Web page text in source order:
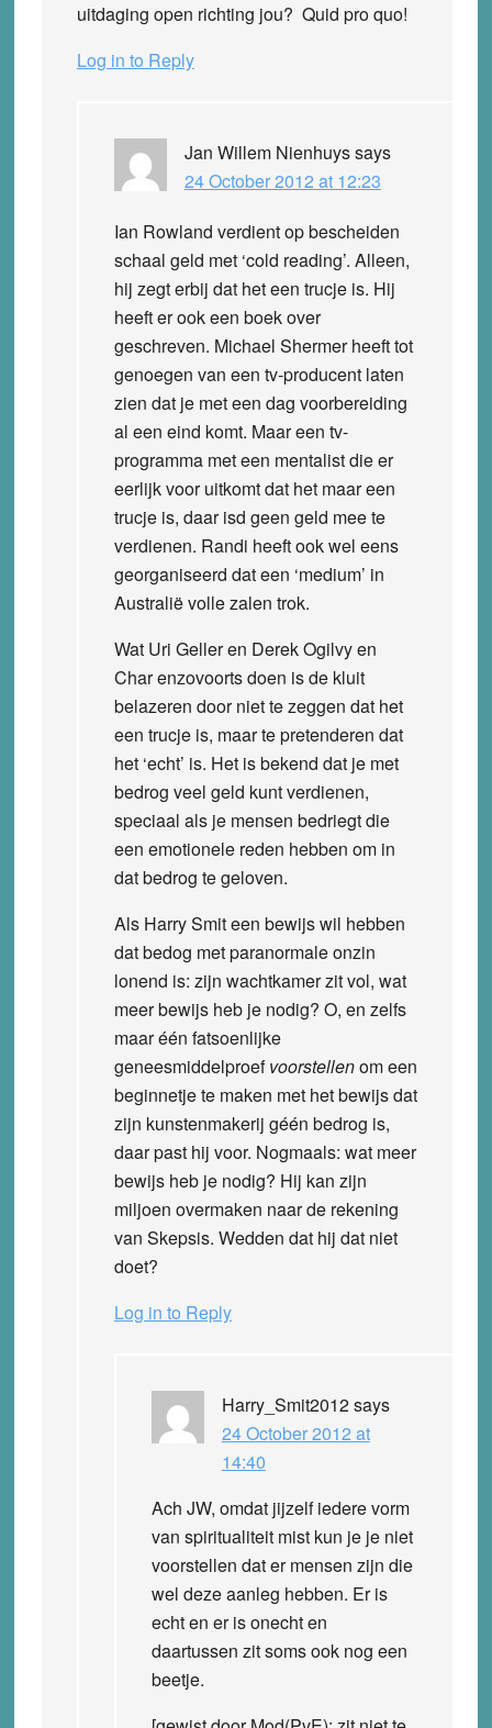
uitdaging open richting jou? Quid pro quo!
Log in to Reply
Jan Willem Nienhuyssays
24 October 2012 at 12:23
Ian Rowland verdient op bescheiden
schaal geld met ‘cold reading’. Alleen,
hij zegt erbij dat het een trucje is. Hij
heeft er ook een boek over
geschreven. Michael Shermer heeft tot
genoegen van een tv-producent laten
zien dat je met een dag voorbereiding
al een eind komt. Maar een tv-
programma met een mentalist die er
eerlijk voor uitkomt dat het maar een
trucje is, daar isd geen geld mee te
verdienen. Randi heeft ook wel eens
georganiseerd dat een ‘medium’ in
Australië volle zalen trok.
Wat Uri Geller en Derek Ogilvy en
Char enzovoorts doen is de kluit
belazeren door niet te zeggen dat het
een trucje is, maar te pretenderen dat
het ‘echt’ is. Het is bekend dat je met
bedrog veel geld kunt verdienen,
speciaal als je mensen bedriegt die
een emotionele reden hebben om in
dat bedrog te geloven.
Als Harry Smit een bewijs wil hebben
dat bedog met paranormale onzin
lonend is: zijn wachtkamer zit vol, wat
meer bewijs heb je nodig? O, en zelfs
maar één fatsoenlijke
geneesmiddelproefvoorstellenom een
beginnetje te maken met het bewijs dat
zijn kunstenmakerij géén bedrog is,
daar past hij voor. Nogmaals: wat meer
bewijs heb je nodig? Hij kan zijn
miljoen overmaken naar de rekening
van Skepsis. Wedden dat hij dat niet
doet?
Log in to Reply
Harry_Smit2012says
24 October 2012 at
14:40
Ach JW, omdat jijzelf iedere vorm
van spiritualiteit mist kun je je niet
voorstellen dat er mensen zijn die
wel deze aanleg hebben. Er is
echt en er is onecht en
daartussen zit soms ook nog een
beetje.